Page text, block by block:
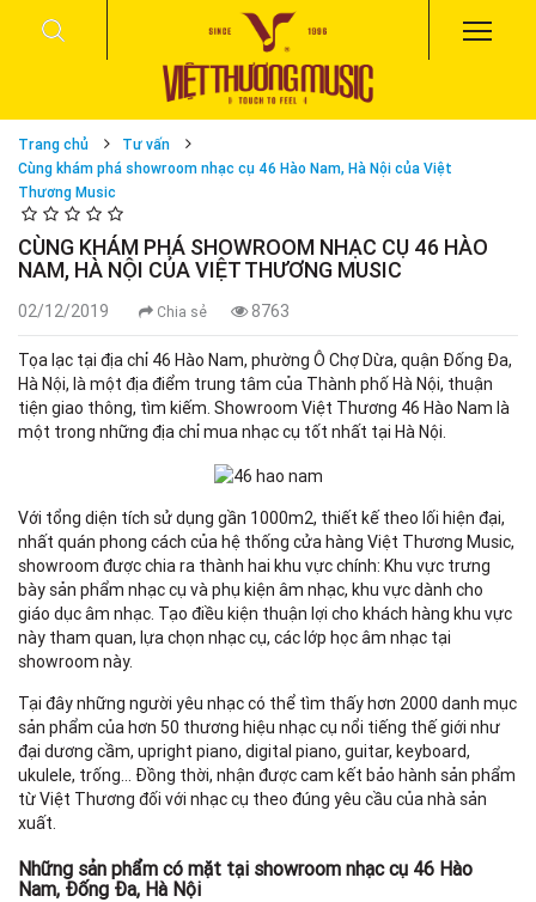
Trang chủ
Tư vấn
Cùng khám phá showroom nhạc cụ 46 Hào Nam, Hà Nội của Việt
Thương Music
CÙNG KHÁM PHÁ SHOWROOM NHẠC CỤ 46 HÀO
NAM, HÀ NỘI CỦA VIỆT THƯƠNG MUSIC
02/12/2019 Chia sẻ 8763
Tọa lạc tại địa chỉ 46 Hào Nam, phường Ô Chợ Dừa, quận Đống Đa,
Hà Nội, là một địa điểm trung tâm của Thành phố Hà Nội, thuận
tiện giao thông, tìm kiếm. Showroom Việt Thương 46 Hào Nam là
một trong những địa chỉ mua nhạc cụ tốt nhất tại Hà Nội.
Với tổng diện tích sử dụng gần 1000m2, thiết kế theo lối hiện đại,
nhất quán phong cách của hệ thống cửa hàng Việt Thương Music,
showroom được chia ra thành hai khu vực chính: Khu vực trưng
bày sản phẩm nhạc cụ và phụ kiện âm nhạc, khu vực dành cho
giáo dục âm nhạc. Tạo điều kiện thuận lợi cho khách hàng khu vực
này tham quan, lựa chọn nhạc cụ, các lớp học âm nhạc tại
showroom này.
Tại đây những người yêu nhạc có thể tìm thấy hơn 2000 danh mục
sản phẩm của hơn 50 thương hiệu nhạc cụ nổi tiếng thế giới như
đại dương cầm, upright piano, digital piano, guitar, keyboard,
ukulele, trống… Đồng thời, nhận được cam kết bảo hành sản phẩm
từ Việt Thương đối với nhạc cụ theo đúng yêu cầu của nhà sản
xuất.
Những sản phẩm có mặt tại showroom nhạc cụ 46 Hào
Nam, Đống Đa, Hà Nội